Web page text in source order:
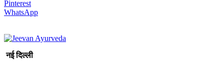
Pinterest
WhatsApp
नई दिल्‍ली